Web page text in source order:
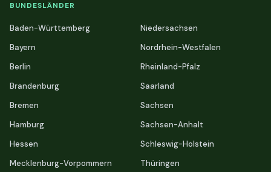
BUNDESLÄNDER
Baden-Württemberg
Bayern
Berlin
Brandenburg
Bremen
Hamburg
Hessen
Mecklenburg-Vorpommern
Niedersachsen
Nordrhein-Westfalen
Rheinland-Pfalz
Saarland
Sachsen
Sachsen-Anhalt
Schleswig-Holstein
Thüringen